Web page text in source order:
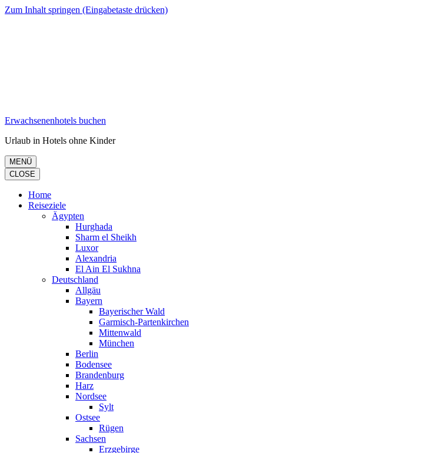
Zum Inhalt springen (Eingabetaste drücken)
Erwachsenenhotels buchen
Urlaub in Hotels ohne Kinder
MENÜ
CLOSE
Home
Reiseziele
Ägypten
Hurghada
Sharm el Sheikh
Luxor
Alexandria
El Ain El Sukhna
Deutschland
Allgäu
Bayern
Bayerischer Wald
Garmisch-Partenkirchen
Mittenwald
München
Berlin
Bodensee
Brandenburg
Harz
Nordsee
Sylt
Ostsee
Rügen
Sachsen
Erzgebirge